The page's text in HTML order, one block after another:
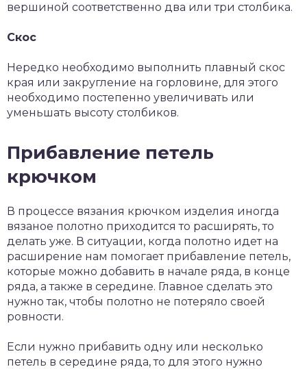
вершиной соответственно два или три столбика.
Скос
Нередко необходимо выполнить плавный скос
края или закругление на горловине, для этого
необходимо постепенно увеличивать или
уменьшать высоту столбиков.
Прибавление петель
крючком
В процессе вязания крючком изделия иногда
вязаное полотно приходится то расширять, то
делать уже. В ситуации, когда полотно идет на
расширение нам помогает прибавление петель,
которые можно добавить в начале ряда, в конце
ряда, а также в середине. Главное сделать это
нужно так, чтобы полотно не потеряло своей
ровности.
Если нужно прибавить одну или несколько
петель в середине ряда, то для этого нужно